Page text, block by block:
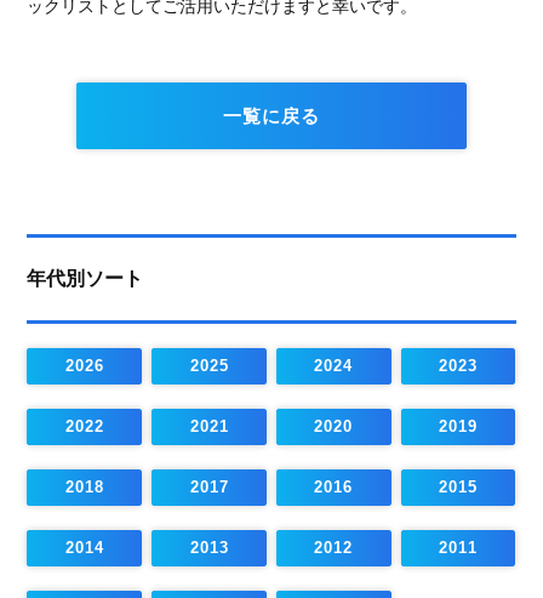
ックリストとしてご活用いただけますと幸いです。
一覧に戻る
年代別ソート
2026 2025 2024 2023
2022 2021 2020 2019
2018 2017 2016 2015
2014 2013 2012 2011